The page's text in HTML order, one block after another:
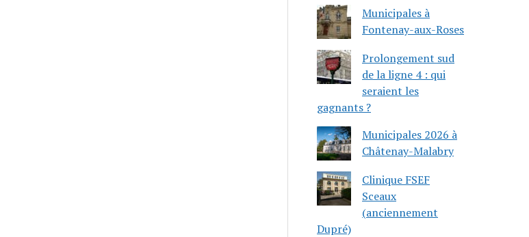
Municipales à
Fontenay-aux-Roses
Prolongement sud
de la ligne 4 : qui
seraient les
gagnants ?
Municipales 2026 à
Châtenay-Malabry
Clinique FSEF
Sceaux
(anciennement
Dupré)